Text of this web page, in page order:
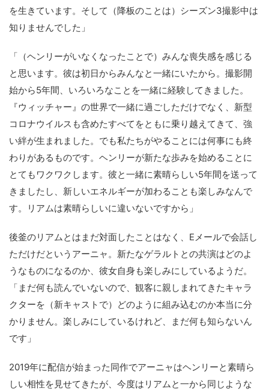
を生きています。そして（降板のことは）シーズン3撮影中は
知りませんでした」
「（ヘンリーがいなくなったことで）みんな喪失感を感じる
と思います。彼は初日からみんなと一緒にいたから。撮影開
始から5年間、いろいろなことを一緒に経験してきました。
『ウィッチャー』の世界で一緒に過ごしただけでなく、新型
コロナウイルスも含めたすべてをともに乗り越えてきて、強
い絆が生まれました。でも私たちがやることには何事にも終
わりがあるものです。ヘンリーが新たな歩みを始めることに
とてもワクワクします。彼と一緒に素晴らしい5年間を送って
きましたし、新しいエネルギーが加わることも楽しみなんで
す。リアムは素晴らしいに違いないですから」
後釜のリアムとはまだ対面したことはなく、Eメールで会話し
ただけだというアーニャ。新たなゲラルトとの共演はどのよ
うなものになるのか、彼女自身も楽しみにしているようだ。
「まだ何も読んでいないので、観客に親しまれてきたキャラ
クターを（新キャストで）どのように組み込むのか本当に分
かりません。楽しみにしているけれど、まだ何も知らないん
です」
2019年に配信が始まった同作でアーニャはヘンリーと素晴ら
しい相性を見せてきたが、今度はリアムと一から同じような